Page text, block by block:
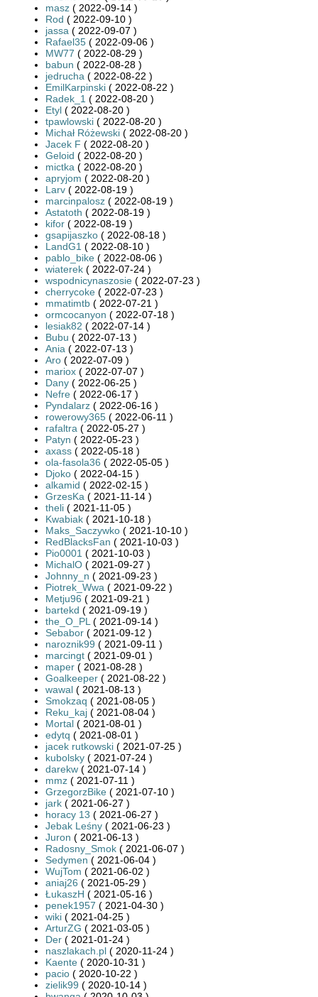
masz ( 2022-09-14 )
Rod ( 2022-09-10 )
jassa ( 2022-09-07 )
Rafael35 ( 2022-09-06 )
MW77 ( 2022-08-29 )
babun ( 2022-08-28 )
jedrucha ( 2022-08-22 )
EmilKarpinski ( 2022-08-22 )
Radek_1 ( 2022-08-20 )
Etyl ( 2022-08-20 )
tpawlowski ( 2022-08-20 )
Michał Różewski ( 2022-08-20 )
Jacek F ( 2022-08-20 )
Geloid ( 2022-08-20 )
mictka ( 2022-08-20 )
apryjom ( 2022-08-20 )
Larv ( 2022-08-19 )
marcinpalosz ( 2022-08-19 )
Astatoth ( 2022-08-19 )
kifor ( 2022-08-19 )
gsapijaszko ( 2022-08-18 )
LandG1 ( 2022-08-10 )
pablo_bike ( 2022-08-06 )
wiaterek ( 2022-07-24 )
wspodnicynaszosie ( 2022-07-23 )
cherrycoke ( 2022-07-23 )
mmatimtb ( 2022-07-21 )
ormcocanyon ( 2022-07-18 )
lesiak82 ( 2022-07-14 )
Bubu ( 2022-07-13 )
Ania ( 2022-07-13 )
Aro ( 2022-07-09 )
mariox ( 2022-07-07 )
Dany ( 2022-06-25 )
Nefre ( 2022-06-17 )
Pyndalarz ( 2022-06-16 )
rowerowy365 ( 2022-06-11 )
rafaltra ( 2022-05-27 )
Patyn ( 2022-05-23 )
axass ( 2022-05-18 )
ola-fasola36 ( 2022-05-05 )
Djoko ( 2022-04-15 )
alkamid ( 2022-02-15 )
GrzesKa ( 2021-11-14 )
theli ( 2021-11-05 )
Kwabiak ( 2021-10-18 )
Maks_Saczywko ( 2021-10-10 )
RedBlacksFan ( 2021-10-03 )
Pio0001 ( 2021-10-03 )
MichalO ( 2021-09-27 )
Johnny_n ( 2021-09-23 )
Piotrek_Wwa ( 2021-09-22 )
Metju96 ( 2021-09-21 )
bartekd ( 2021-09-19 )
the_O_PL ( 2021-09-14 )
Sebabor ( 2021-09-12 )
naroznik99 ( 2021-09-11 )
marcingt ( 2021-09-01 )
maper ( 2021-08-28 )
Goalkeeper ( 2021-08-22 )
wawal ( 2021-08-13 )
Smokzaq ( 2021-08-05 )
Reku_kaj ( 2021-08-04 )
Mortal ( 2021-08-01 )
edytq ( 2021-08-01 )
jacek rutkowski ( 2021-07-25 )
kubolsky ( 2021-07-24 )
darekw ( 2021-07-14 )
mmz ( 2021-07-11 )
GrzegorzBike ( 2021-07-10 )
jark ( 2021-06-27 )
horacy 13 ( 2021-06-27 )
Jebak Leśny ( 2021-06-23 )
Juron ( 2021-06-13 )
Radosny_Smok ( 2021-06-07 )
Sedymen ( 2021-06-04 )
WujTom ( 2021-06-02 )
aniaj26 ( 2021-05-29 )
ŁukaszH ( 2021-05-16 )
penek1957 ( 2021-04-30 )
wiki ( 2021-04-25 )
ArturZG ( 2021-03-05 )
Der ( 2021-01-24 )
naszlakach.pl ( 2020-11-24 )
Kaente ( 2020-10-31 )
pacio ( 2020-10-22 )
zielik99 ( 2020-10-14 )